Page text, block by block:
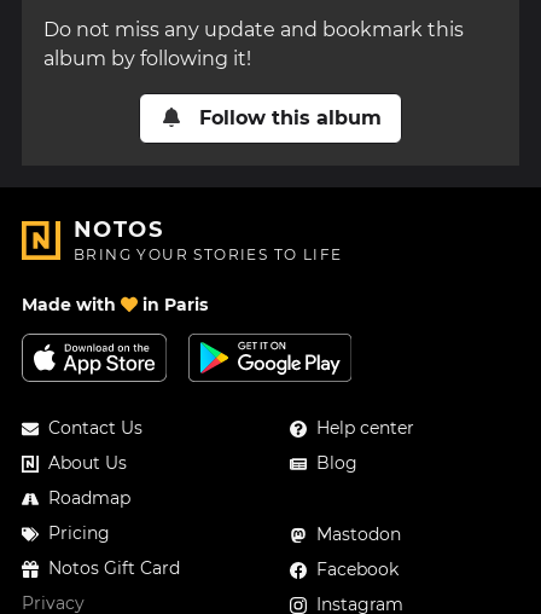
Do not miss any update and bookmark this
album by following it!
Follow this album
NOTOS
BRING YOUR STORIES TO LIFE
Made with in Paris
Contact Us
About Us
Roadmap
Pricing
Notos Gift Card
Privacy
Help center
Blog
Mastodon
Facebook
Instagram